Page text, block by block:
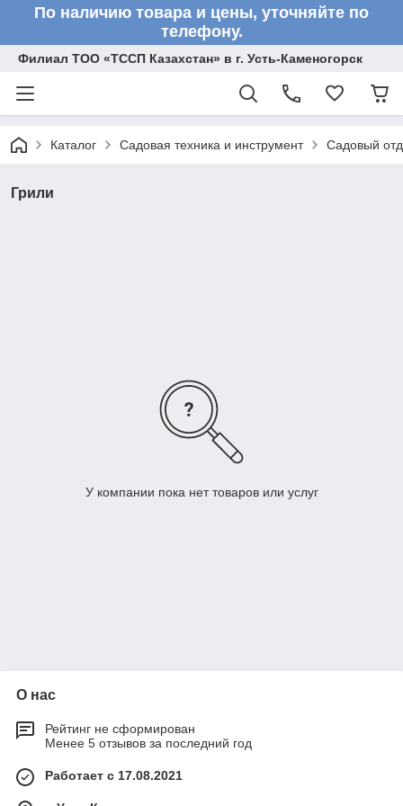
По наличию товара и цены, уточняйте по
телефону.
Филиал ТОО «ТССП Казахстан» в г. Усть-Каменогорск
Каталог Садовая техника и инструмент Садовый
Грили
У компании пока нет товаров или услуг
О нас
Рейтинг не сформирован
Менее 5 отзывов за последний год
Работает с 17.08.2021